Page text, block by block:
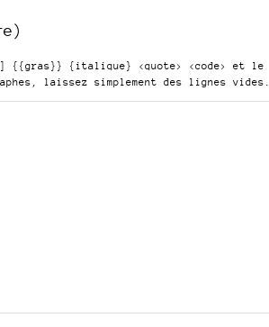
{{gras}} {italique} <quote> <code>
et le
laissez simplement des lignes vides.